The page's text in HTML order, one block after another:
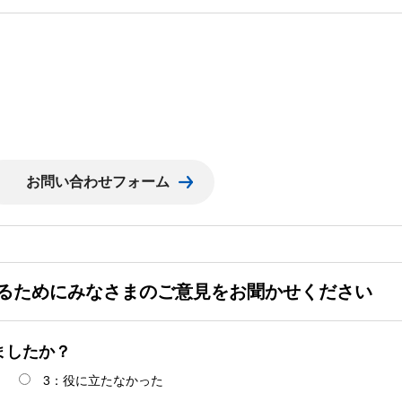
ためにみなさまのご意見をお聞かせください
たか？
3：役に立たなかった